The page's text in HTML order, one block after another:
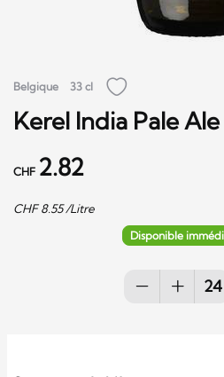
Belgique 33 cl
Kerel India Pale Ale
CHF 2.82
CHF8.55/Litre
Disponible